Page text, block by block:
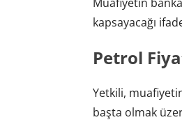
kapsayacağı
Petrol
Yetkili,
başta olmak